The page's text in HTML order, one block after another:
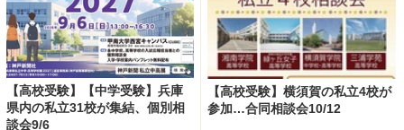
【高校受験】【中学受験】兵庫
県内の私立31校が集結、個別相
談会9/6
【高校受験】横須賀の私立4校が
参加…合同相談会10/12